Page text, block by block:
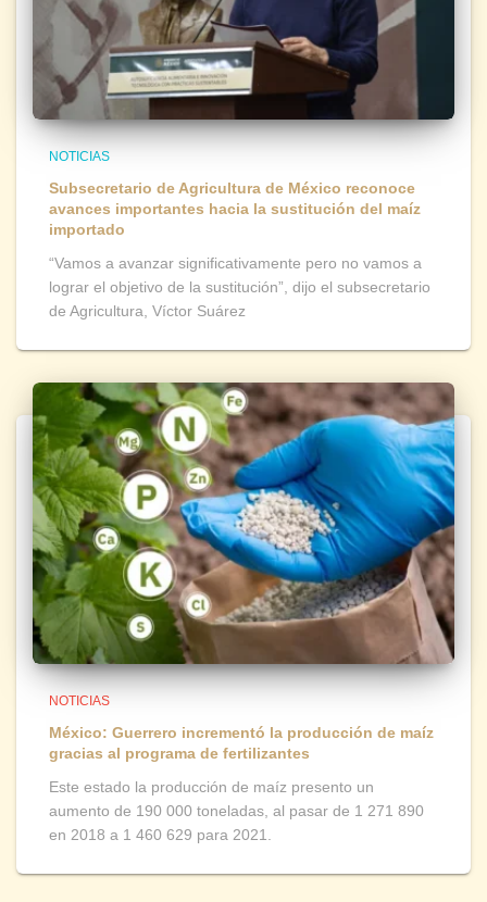
NOTICIAS
Subsecretario de Agricultura de México reconoce
avances importantes hacia la sustitución del maíz
importado
“Vamos a avanzar significativamente pero no vamos a
lograr el objetivo de la sustitución”, dijo el subsecretario
de Agricultura, Víctor Suárez
NOTICIAS
México: Guerrero incrementó la producción de maíz
gracias al programa de fertilizantes
Este estado la producción de maíz presento un
aumento de 190 000 toneladas, al pasar de 1 271 890
en 2018 a 1 460 629 para 2021.